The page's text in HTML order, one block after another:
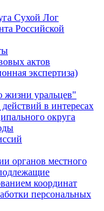
Сухой Лог
Российской
актов
экспертиза)
жизни уральцев"
в интересах
округа
органов местного
координат
персональных